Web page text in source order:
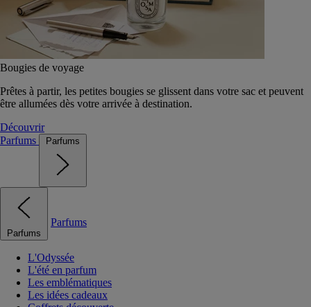
Bougies de voyage
Prêtes à partir, les petites bougies se glissent dans votre sac et peuvent
être allumées dès votre arrivée à destination.
Découvrir
Parfums
Parfums
Parfums
Parfums
L'Odyssée
L'été en parfum
Les emblématiques
Les idées cadeaux